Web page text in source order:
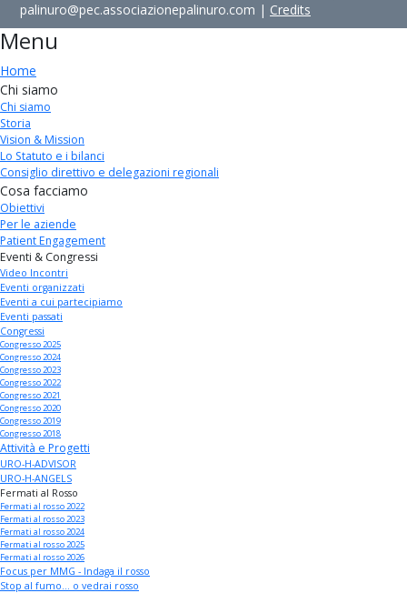
palinuro@pec.associazionepalinuro.com | Credits
Menu
Home
Chi siamo
Chi siamo
Storia
Vision & Mission
Lo Statuto e i bilanci
Consiglio direttivo e delegazioni regionali
Cosa facciamo
Obiettivi
Per le aziende
Patient Engagement
Eventi & Congressi
Video Incontri
Eventi organizzati
Eventi a cui partecipiamo
Eventi passati
Congressi
Congresso 2025
Congresso 2024
Congresso 2023
Congresso 2022
Congresso 2021
Congresso 2020
Congresso 2019
Congresso 2018
Attività e Progetti
URO-H-ADVISOR
URO-H-ANGELS
Fermati al Rosso
Fermati al rosso 2022
Fermati al rosso 2023
Fermati al rosso 2024
Fermati al rosso 2025
Fermati al rosso 2026
Focus per MMG - Indaga il rosso
Stop al fumo... o vedrai rosso